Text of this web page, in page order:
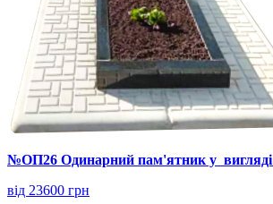
№ОП26 Одинарний пам'ятник у вигляді
від 23600 грн